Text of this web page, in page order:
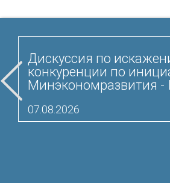
Дискуссия по
конкуренции по
Минэкономразвития -
07.08.2026